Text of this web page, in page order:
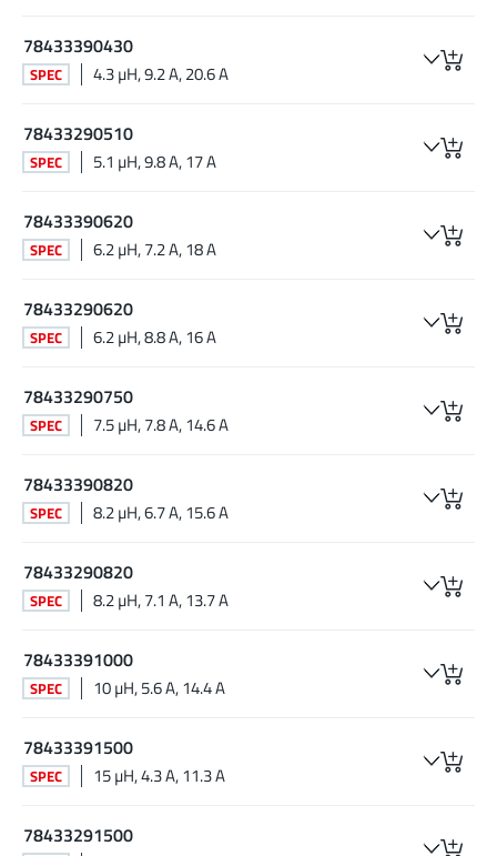
78433390430
SPEC 4.3 µH, 9.2 A, 20.6 A
78433290510
SPEC 5.1 µH, 9.8 A, 17 A
78433390620
SPEC 6.2 µH, 7.2 A, 18 A
78433290620
SPEC 6.2 µH, 8.8 A, 16 A
78433290750
SPEC 7.5 µH, 7.8 A, 14.6 A
78433390820
SPEC 8.2 µH, 6.7 A, 15.6 A
78433290820
SPEC 8.2 µH, 7.1 A, 13.7 A
78433391000
SPEC 10 µH, 5.6 A, 14.4 A
78433391500
SPEC 15 µH, 4.3 A, 11.3 A
78433291500